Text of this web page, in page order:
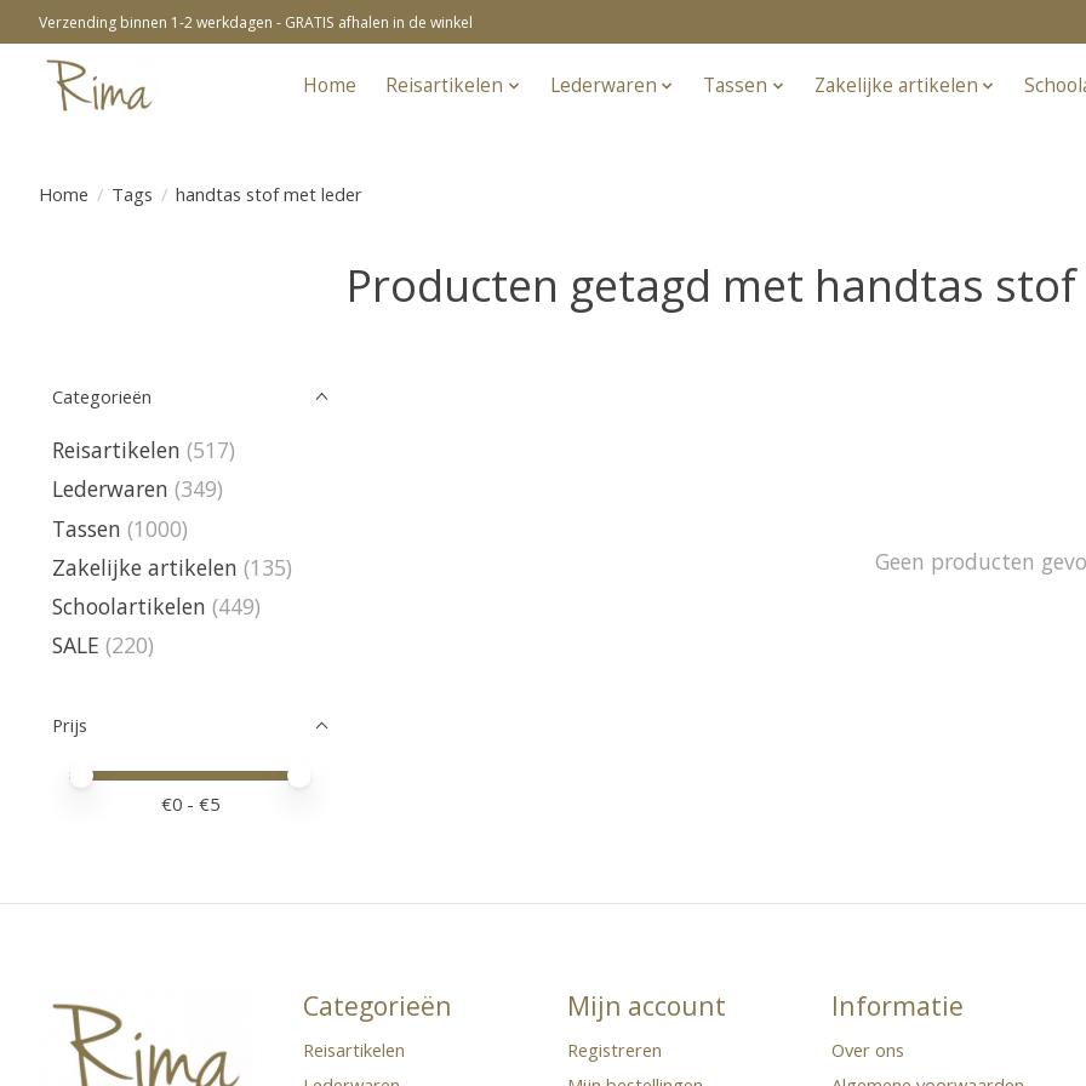
Verzending binnen 1-2 werkdagen - GRATIS afhalen in de winkel
Home Reisartikelen Lederwaren Tassen Zakelijke artikelen
Home / Tags / handtas stof met leder
Producten getagd met handtas
Categorieën
Reisartikelen (517)
Lederwaren (349)
Tassen (1000)
Zakelijke artikelen (135)
Schoolartikelen (449)
SALE (220)
Prijs
Minimale prijswaarde
Price maximum value
€0 - €5
Geen producten
Categorieën
Reisartikelen
Mijn account
Registreren
Informatie
Over ons